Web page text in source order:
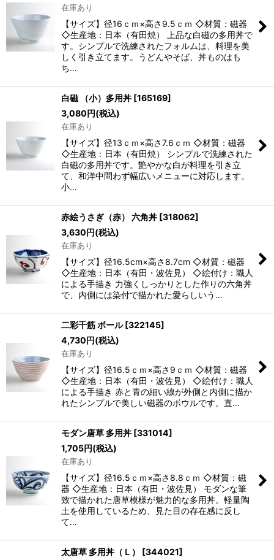
在庫あり
【サイズ】径16ｃｍ×高さ9.5ｃｍ ◇材質：磁器
◇生産地：日本（有田焼） 上品な白磁の多用丼で
す。シンプルで洗練されたフォルムは、料理を美
しく引き立てます。うどんやそば、丼ものはも
ち…
白磁 （小）多用丼 [165169]
3,080円(税込)
在庫あり
【サイズ】径13ｃｍ×高さ7.6ｃｍ ◇材質：磁器
◇生産地：日本（有田焼） シンプルで洗練された
白磁の多用丼です。艶やかな白が料理を引き立
て、和洋中問わず幅広いメニューに対応します。
小…
赤絵うさぎ（赤） 六角丼 [318062]
3,630円(税込)
在庫あり
【サイズ】径16.5cm×高さ8.7cm ◇材質：磁器
◇生産地：日本（有田・波佐見） ◇絵付け：職人
による手描き 力強くしっかりとした作りの六角丼
で、内側には染付で描かれた愛らしいう…
二彩千筋 ボール [322145]
4,730円(税込)
在庫あり
【サイズ】径16.5ｃｍ×高さ9ｃｍ ◇材質：磁器
◇生産地：日本（有田・波佐見） ◇絵付け：職人
による手描き 赤と青の細い線が外側と内側に描か
れたシンプルで美しい磁器のボウルです。直…
モダン唐草 多用丼 [331014]
1,705円(税込)
在庫あり
【サイズ】径16.5ｃｍ×高さ8.8ｃｍ ◇材質：磁
器 ◇生産地：日本（有田・波佐見） モダンな筆
致で描かれた唐草模様が魅力的な多用丼。軽量陶
土を使用しているため、見た目の存在感に反し
て…
太唐草 多用丼（Ｌ） [344021]